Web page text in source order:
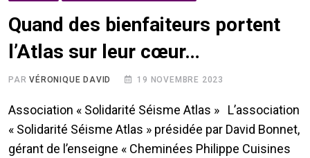
Quand des bienfaiteurs portent
l’Atlas sur leur cœur…
PARVÉRONIQUE DAVID 19 NOVEMBRE 2023
Association « Solidarité Séisme Atlas » L’association
« Solidarité Séisme Atlas » présidée par David Bonnet,
gérant de l’enseigne « Cheminées Philippe Cuisines